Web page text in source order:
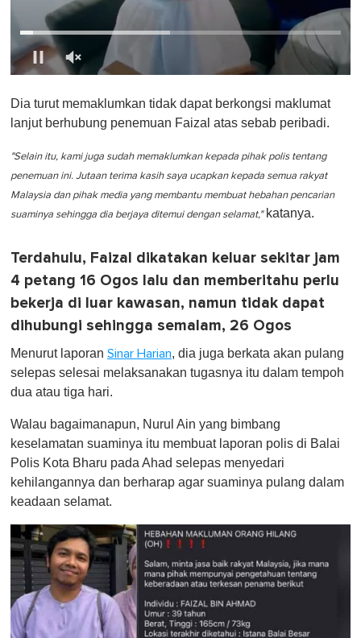
f
1
n
u
t
e
Dia turut memaklumkan tidak dapat berkongsi maklumat
lanjut berhubung penemuan Faizal atas sebab peribadi.
"Selain itu, kami juga sudah memaklumkan kepada pihak polis tentang
penemuan ini. Jutaan terima kasih saya ucapkan kepada semua rakyat
Malaysia dan pihak media yang membantu membuat hebahan pencarian
suaminya sehingga dia berjaya ditemui dengan selamat,"katanya.
Terdahulu, Faizal dikatakan keluar sekitar jam
4 petang 16 Ogos lalu dan memberitahu perlu
bekerja di luar kawasan, namun tidak dapat
dihubungi sehingga semalam, 26 Ogos
Menurut laporan Sinar Harian, dia juga berkata akan pulang
selepas selesai melaksanakan tugasnya itu dalam tempoh
dua atau tiga hari.
Walau bagaimanapun, Nurul Ain yang bimbang
keselamatan suaminya itu membuat laporan polis di Balai
Polis Kota Bharu pada Ahad selepas menyedari
kehilangannya dan berharap agar suaminya pulang dalam
keadaan selamat.